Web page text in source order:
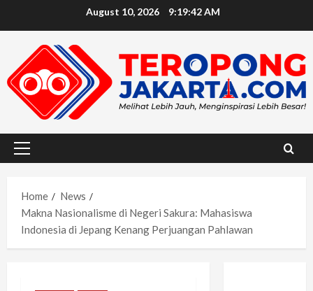
August 10, 2026 9:19:43 AM
Primary
Home
News
Makna Nasionalisme di Negeri Sakura: Mahasiswa
Indonesia di Jepang Kenang Perjuangan Pahlawan